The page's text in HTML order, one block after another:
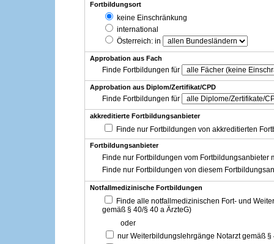
Fortbildungsort
keine Einschränkung
international
Österreich: in
Approbation aus Fach
Finde Fortbildungen für
Approbation aus Diplom/Zertifikat/CPD
Finde Fortbildungen für
akkreditierte Fortbildungsanbieter
Finde nur Fortbildungen von akkreditierten
Fortbildungsanbieter
Finde nur Fortbildungen vom Fortbildungsanbieter
Finde nur Fortbildungen von diesem
Notfallmedizinische Fortbildungen
Finde alle notfallmedizinischen Fort- und
gemäß § 40/§ 40 a ÄrzteG)
oder
nur Weiterbildungslehrgänge Notarzt gemäß §